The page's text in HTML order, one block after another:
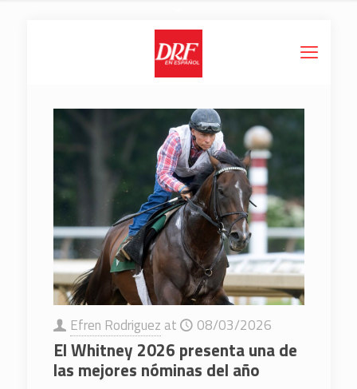
Efren Rodriguez at 08/03/2026
El Whitney 2026 presenta una de
las mejores nóminas del año